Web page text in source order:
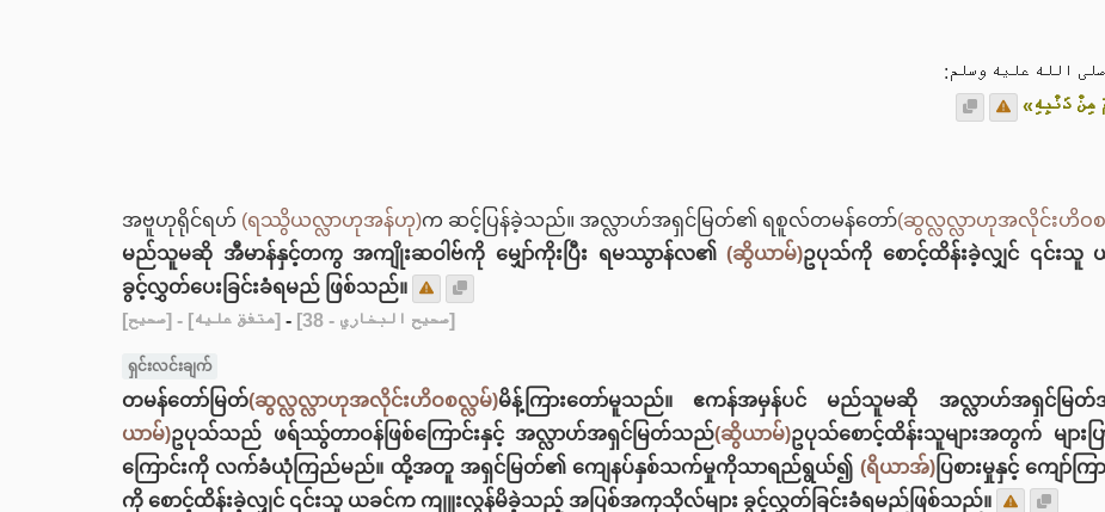
الله عليه وسلم:
مِنْ ذَنْبِهِ»
အဗူဟုရိုင်ရဟ် (ရဿွိယလ္လာဟုအန်ဟု)က ဆင့်ပြန်ခဲ့သည်။ အလ္လာဟ်အရှင်မြတ်၏ ရစူလ်တမန်တော်(ဆွလ္လလ္လာဟုအလိုင်းဟိဝစ
မည်သူမဆို အီမာန်နှင့်တကွ အကျိုးဆဝါဗ်ကို မျှော်ကိုးပြီး ရမဿွာန်လ၏(ဆွိယာမ်)ဥပုသ်ကို စောင့်ထိန်းခဲ့လျှင် ၎င်းသူ
ခွင့်လွှတ်ပေးခြင်းခံရမည် ဖြစ်သည်။
[صحيح]
- [متفق عليه] - [صحيح البخاري - 38]
ရှင်းလင်းချက်
တမန်တော်မြတ်(ဆွလ္လလ္လာဟုအလိုင်းဟိဝစလ္လမ်)မိန့်ကြားတော်မူသည်။ ဧကန်အမှန်ပင် မည်သူမဆို အလ္လာဟ်အရှင်မြ
ယာမ်)ဥပုသ်သည် ဖရ်ဿွ်တာဝန်ဖြစ်ကြောင်းနှင့် အလ္လာဟ်အရှင်မြတ်သည်(ဆွိယာမ်)ဥပုသ်စောင့်ထိန်းသူများအတွက် များ
ကြောင်းကို လက်ခံယုံကြည်မည်။ ထို့အတူ အရှင်မြတ်၏ ကျေနပ်နှစ်သက်မှုကိုသာရည်ရွယ်၍ (ရိယာအ်)ပြစားမှုနှင့် ကျေ
ကို စောင့်ထိန်းခဲ့လျှင် ၎င်းသူ ယခင်က ကျူးလွန်မိခဲ့သည့် အပြစ်အကုသိုလ်များ ခွင့်လွှတ်ခြင်းခံရမည်ဖြစ်သည်။